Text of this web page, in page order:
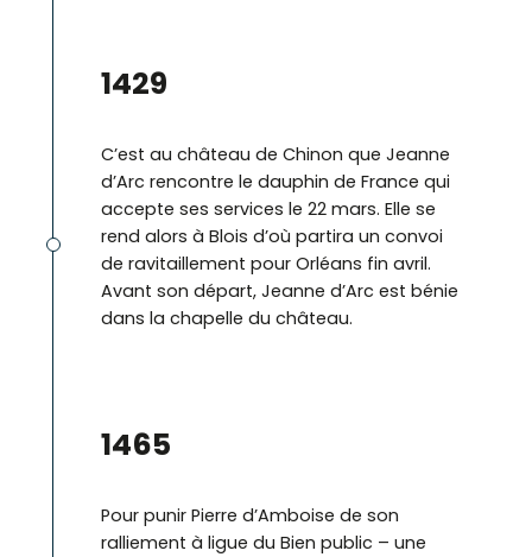
1429
C’est au château de Chinon que Jeanne
d’Arc rencontre le dauphin de France qui
accepte ses services le 22 mars. Elle se
rend alors à Blois d’où partira un convoi
de ravitaillement pour Orléans fin avril.
Avant son départ, Jeanne d’Arc est bénie
dans la chapelle du château.
1465
Pour punir Pierre d’Amboise de son
ralliement à ligue du Bien public – une